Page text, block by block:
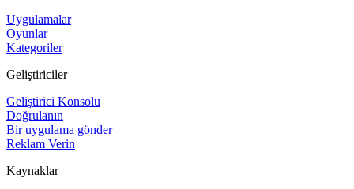
Uygulamalar
Oyunlar
Kategoriler
Geliştiriciler
Geliştirici Konsolu
Doğrulanın
Bir uygulama gönder
Reklam Verin
Kaynaklar